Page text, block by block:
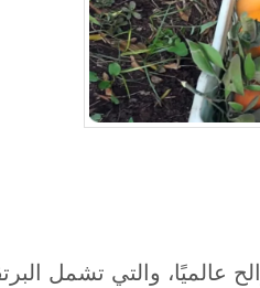
عالميًا، والتي تشمل